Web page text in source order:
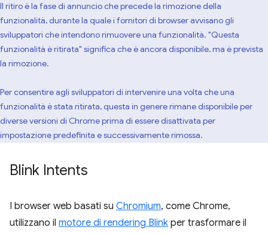
Il ritiro è la fase di annuncio che precede la rimozione della
funzionalità, durante la quale i fornitori di browser avvisano gli
sviluppatori che intendono rimuovere una funzionalità. "Questa
funzionalità è ritirata" significa che è ancora disponibile, ma è prevista
la rimozione.
Per consentire agli sviluppatori di intervenire una volta che una
funzionalità è stata ritirata, questa in genere rimane disponibile per
diverse versioni di Chrome prima di essere disattivata per
impostazione predefinita e successivamente rimossa.
Blink Intents
I browser web basati su Chromium, come Chrome,
utilizzano il motore di rendering Blink per trasformare il